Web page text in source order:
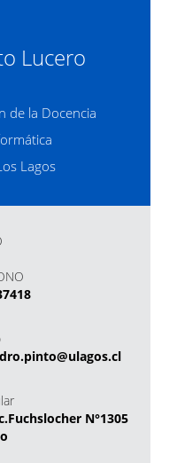
Lucero
de la Docencia
Lagos
N°1305